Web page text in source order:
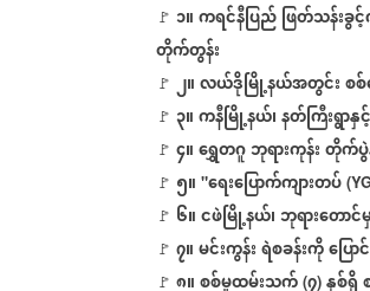
🚩 ၁။ကရင်နီပြည်ဖြတ်သန်းခွ
တိုက်တွန်း
🚩 ၂။လယ်ဒိုမြို့နယ်အတွင်းစ
🚩 ၃။ကနီမြို့နယ်၊နတ်ကြီးရွာနှင့်
🚩 ၄။ရွှေတဂူဘုရားကုန်းတိုက်ပွဲ
🚩 ၅။ "ရေးပြောက်ကျားတပ်
🚩 ၆။ငဖဲမြို့နယ်၊ဘုရားတောင်
🚩 ၇။မင်းကွန်းရဲစခန်းကိုပြေ
🚩 ၈။စစ်မှုထမ်းသက် (၇) နှစ်ရှိ